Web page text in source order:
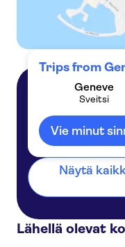
Trips from
Geneve
Sveitsi
Vie minut
Näytä
Lähellä olevat